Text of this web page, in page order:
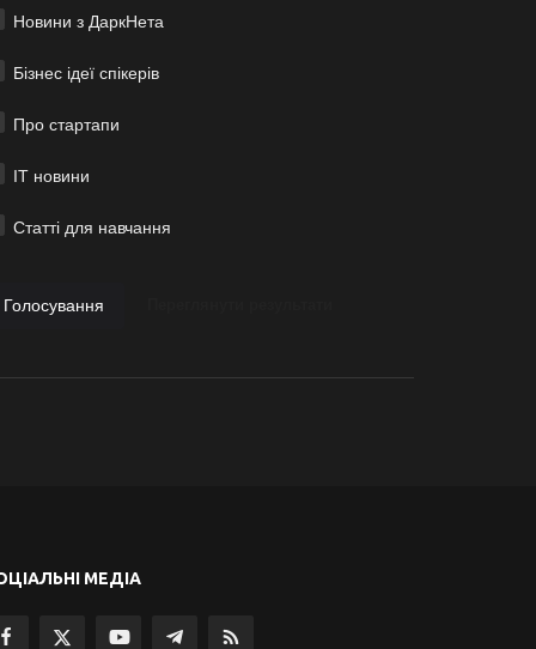
Новини з ДаркНета
Бізнес ідеї спікерів
Про стартапи
ІТ новини
Статті для навчання
Голосування
МЕДІА